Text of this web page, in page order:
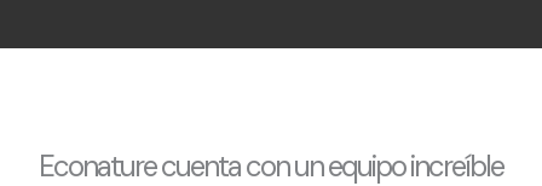
Econature cuenta con un equipo increíble